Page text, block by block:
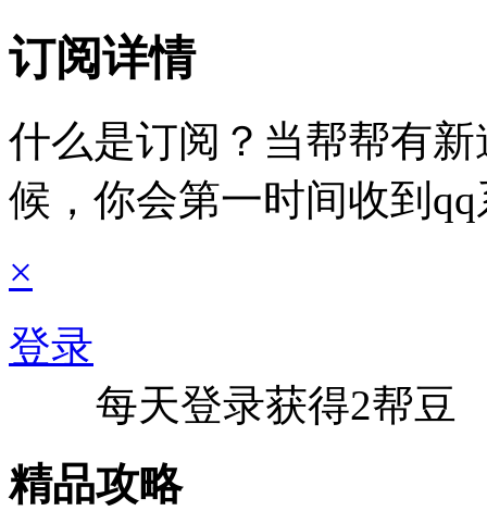
订阅详情
什么是订阅？当帮帮有
候，你会第一时间收到
×
登录
每天登录获得2帮豆
精品攻略